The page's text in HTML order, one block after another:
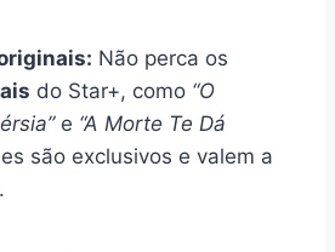
Não perca os
do Star+, como “O
e “A Morte Te Dá
são exclusivos e valem a